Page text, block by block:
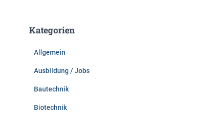
n
Kategorien
Allgemein
Ausbildung / Jobs
Bautechnik
Biotechnik